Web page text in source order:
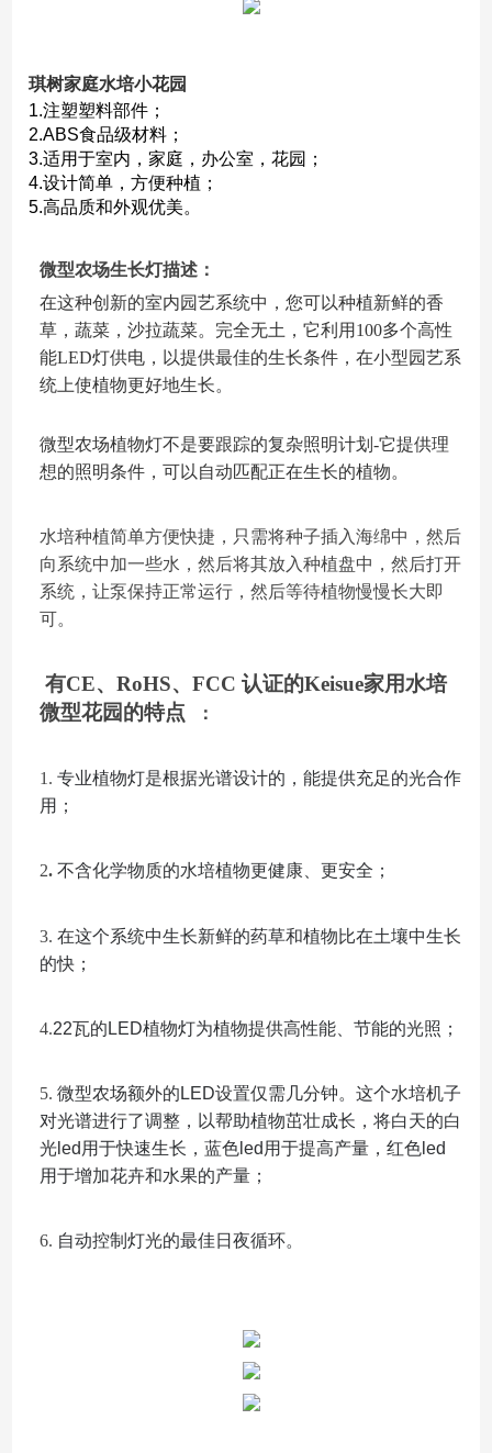
琪树家庭水培小花园
1.注塑塑料部件；
2.ABS食品级材料；
3.适用于室内，家庭，办公室，花园 ；
4.设计简单，方便种植；
5.高品质和外观优美。
微型农场生长灯描述：
在这种创新的室内园艺系统中，您可以种植新鲜的香
草，蔬菜，沙拉蔬菜。 完全无土，它利用100多个高性
能LED灯供电，以提供最佳的生长条件，在小型园艺系
统上使植物更好地生长。
微型农场植物灯不是要跟踪的复杂照明计划-它提供理
想的照明条件，可以自动匹配正在生长的植物。
水培种植简单方便快捷，只需将种子插入海绵中，然后
向系统中加一些水，然后将其放入种植盘中，然后打开
系统，让泵保持正常运行，然后等待植物慢慢长大即
可。
有CE、RoHS、FCC 认证的Keisue家用水培
微型花园的特点 ：
1.专业植物灯是根据光谱设计的，能提供充足的光合作
用；
2.不含化学物质的水培植物更健康、更安全；
3.在这个系统中生长新鲜的药草和植物比在土壤中生长
的快；
4.22瓦的LED植物灯为植物提供高性能、节能的光照；
5. 微型农场额外的LED设置仅需几分钟。这个水培机子
对光谱进行了调整，以帮助植物茁壮成长，将白天的白
光led用于快速生长，蓝色led用于提高产量，红色led
用于增加花卉和水果的产量；
6. 自动控制灯光的最佳日夜循环。